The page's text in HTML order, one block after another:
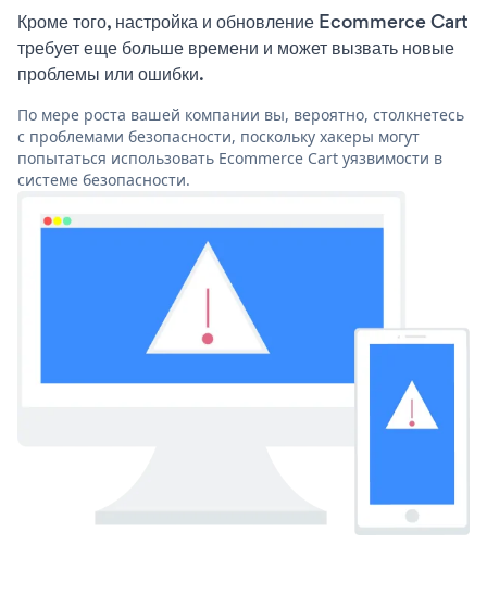
Кроме того, настройка и обновление Ecommerce Cart
требует еще больше времени и может вызвать новые
проблемы или ошибки.
По мере роста вашей компании вы, вероятно, столкнетесь
с проблемами безопасности, поскольку хакеры могут
попытаться использовать Ecommerce Cart уязвимости в
системе безопасности.